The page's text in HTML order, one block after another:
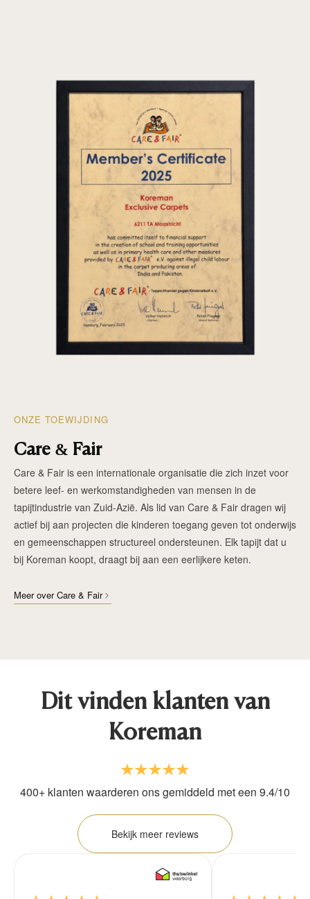
ONZE TOEWIJDING
Care & Fair
Care & Fair is een internationale organisatie die zich inzet voor
betere leef- en werkomstandigheden van mensen in de
tapijtindustrie van Zuid-Azië. Als lid van Care & Fair dragen wij
actief bij aan projecten die kinderen toegang geven tot onderwijs
en gemeenschappen structureel ondersteunen. Elk tapijt dat u
bij Koreman koopt, draagt bij aan een eerlijkere keten.
Meer over Care & Fair
Dit vinden klanten van
Koreman
400+ klanten waarderen ons gemiddeld met een 9.4/10
Bekijk meer reviews